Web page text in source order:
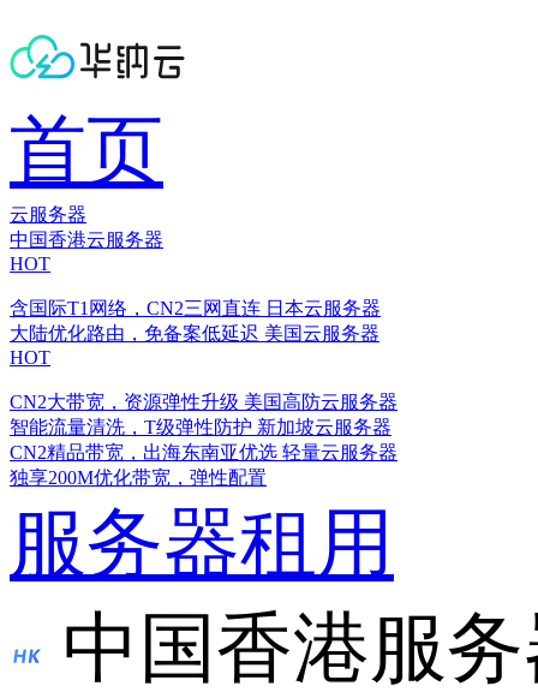
首页
云服务器
中国香港云服务器
HOT
含国际T1网络，CN2三网直连 日本云服务器
大陆优化路由，免备案低延迟 美国云服务器
HOT
CN2大带宽，资源弹性升级 美国高防云服务器
智能流量清洗，T级弹性防护 新加坡云服务器
CN2精品带宽，出海东南亚优选 轻量云服务器
独享200M优化带宽，弹性配置
服务器租用
中国香港服